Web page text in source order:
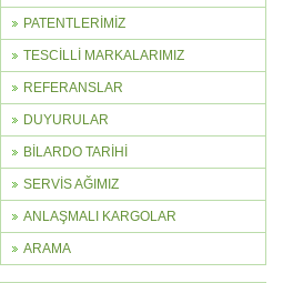
PATENTLERİMİZ
TESCİLLİ MARKALARIMIZ
REFERANSLAR
DUYURULAR
BİLARDO TARİHİ
SERVİS AĞIMIZ
ANLAŞMALI KARGOLAR
ARAMA